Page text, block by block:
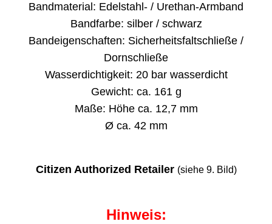
Bandmaterial: Edelstahl- / Urethan-Armband
Bandfarbe: silber / schwarz
Bandeigenschaften: Sicherheitsfaltschließe /
Dornschließe
Wasserdichtigkeit: 20 bar wasserdicht
Gewicht: ca. 161 g
Maße: Höhe ca. 12,7 mm
Ø ca. 42 mm
Citizen Authorized Retailer (siehe 9. Bild)
Hinweis: